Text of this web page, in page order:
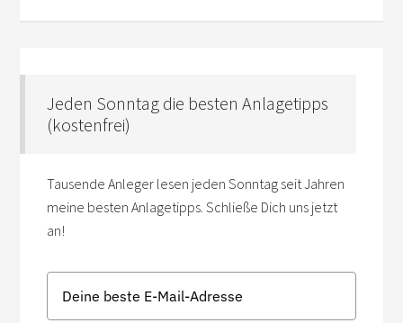
Jeden Sonntag die besten Anlagetipps
(kostenfrei)
Tausende Anleger lesen jeden Sonntag seit Jahren
meine besten Anlagetipps. Schließe Dich uns jetzt
an!